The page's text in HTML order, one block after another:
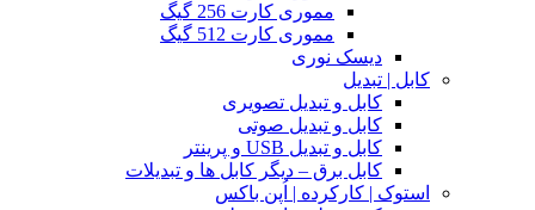
مموری کارت 256 گیگ
مموری کارت 512 گیگ
دیسک نوری
کابل | تبدیل
کابل و تبدیل تصویری
کابل و تبدیل صوتی
کابل و تبدیل USB و پرینتر
کابل برق – دیگر کابل ها و تبدیلات
استوک | کارکرده | اُپن باکس